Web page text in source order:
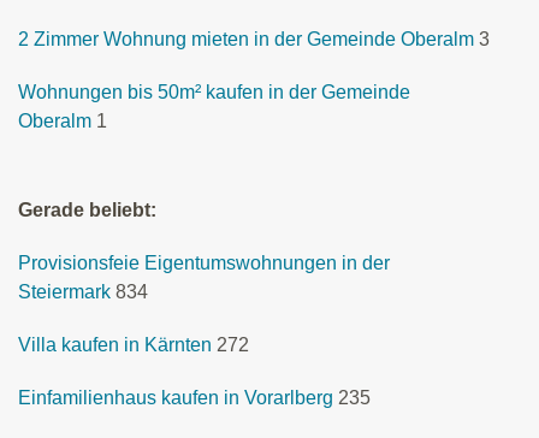
2 Zimmer Wohnung mieten in der Gemeinde Oberalm 3
Wohnungen bis 50m² kaufen in der Gemeinde
Oberalm 1
Gerade beliebt:
Provisionsfeie Eigentumswohnungen in der
Steiermark 834
Villa kaufen in Kärnten 272
Einfamilienhaus kaufen in Vorarlberg 235